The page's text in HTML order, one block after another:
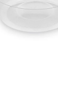
platba